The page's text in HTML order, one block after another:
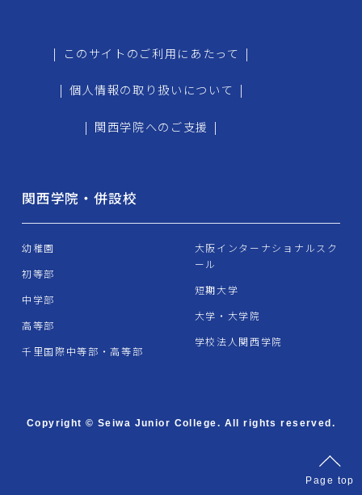
| このサイトのご利用にあたって |
| 個人情報の取り扱いについて |
| 関西学院へのご支援 |
関西学院・併設校
幼稚園
初等部
中学部
高等部
千里国際中等部・高等部
大阪インターナショナルスク
ール
短期大学
大学・大学院
学校法人関西学院
Copyright © Seiwa Junior College. All rights reserved.